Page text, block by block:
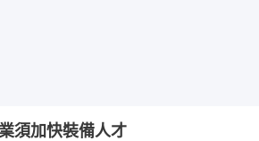
須加快裝備人才